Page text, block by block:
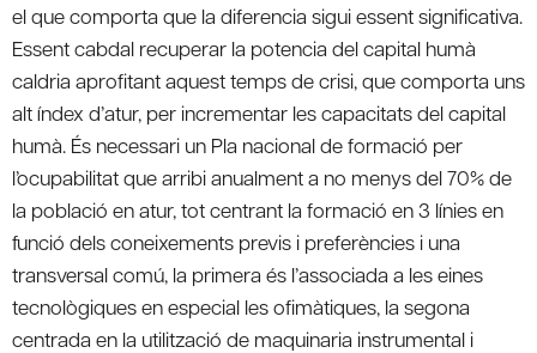
el que comporta que la diferencia sigui essent significativa.
Essent cabdal recuperar la potencia del capital humà
caldria aprofitant aquest temps de crisi, que comporta uns
alt índex d’atur, per incrementar les capacitats del capital
humà. És necessari un Pla nacional de formació per
l’ocupabilitat que arribi anualment a no menys del 70% de
la població en atur, tot centrant la formació en 3 línies en
funció dels coneixements previs i preferències i una
transversal comú, la primera és l’associada a les eines
tecnològiques en especial les ofimàtiques, la segona
centrada en la utilització de maquinaria instrumental i